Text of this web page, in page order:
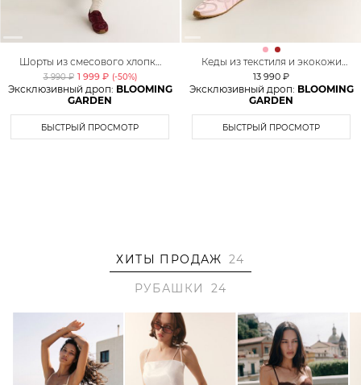
Шорты из смесового хлопка
TOPTOP
3 990 ₽ 1 999 ₽ (-50%)
Эксклюзивный дроп: BLOOMING
GARDEN
БЫСТРЫЙ ПРОСМОТР
Кеды из текстиля и экокожи
Lera Nena Unreal
13 990 ₽
Эксклюзивный дроп: BLOOMING
GARDEN
БЫСТРЫЙ ПРОСМОТР
ХИТЫ ПРОДАЖ 24
РУБАШКИ
24